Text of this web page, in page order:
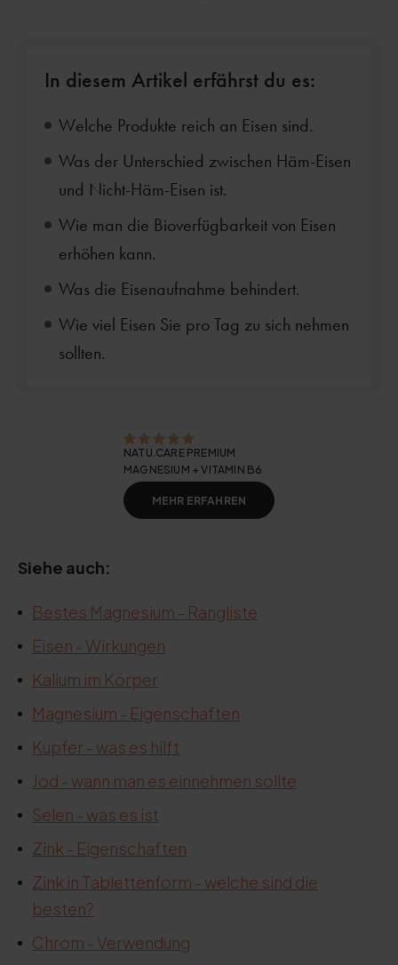
In diesem Artikel erfährst du es:
Welche Produkte reich an Eisen sind.
Was der Unterschied zwischen Häm-Eisen
und Nicht-Häm-Eisen ist.
Wie man die Bioverfügbarkeit von Eisen
erhöhen kann.
Was die Eisenaufnahme behindert.
Wie viel Eisen Sie pro Tag zu sich nehmen
sollten.
NATU.CARE PREMIUM
MAGNESIUM + VITAMIN B6
MEHR ERFAHREN
Siehe auch:
Bestes Magnesium - Rangliste
Eisen - Wirkungen
Kalium im Körper
Magnesium - Eigenschaften
Kupfer - was es hilft
Jod - wann man es einnehmen sollte
Selen - was es ist
Zink - Eigenschaften
Zink in Tablettenform - welche sind die
besten?
Chrom - Verwendung